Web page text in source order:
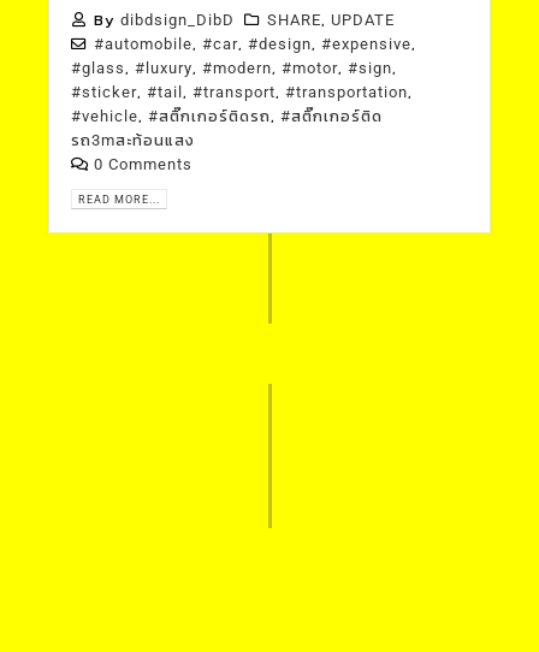
By dibdsign_DibD SHARE, UPDATE
#automobile, #car, #design, #expensive,
#glass,#luxury,#modern,#motor,#sign,
#sticker,#tail,#transport,#transportation,
#vehicle,#สติ๊กเกอร์ติดรถ,#สติ๊กเกอร์ติด
รถ3mสะท้อนแสง
0 Comments
READ MORE...